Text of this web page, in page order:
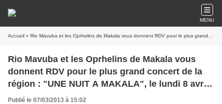
MENU
Accueil » Rio Mavuba et les Oprhelins de Makala vous donnent RDV pour le plus grand concert de la région : "UNE NUIT A MAKALA", le lundi 8 avril 2013 au Zénith de Lille à 20h.
Rio Mavuba et les Oprhelins de Makala vous
donnent RDV pour le plus grand concert de la
région : "UNE NUIT A MAKALA", le lundi 8 avril
2013 au Zénith de Lille à 20h.
Publié le 07/03/2013 à 15:02